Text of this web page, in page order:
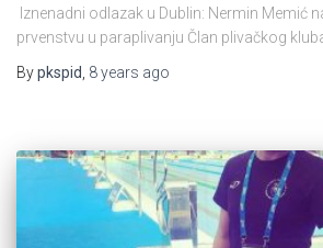
Iznenadni odlazak u Dublin: Nermin Memić
prvenstvu u paraplivanju Član plivačkog
Bypkspid, 8 years ago